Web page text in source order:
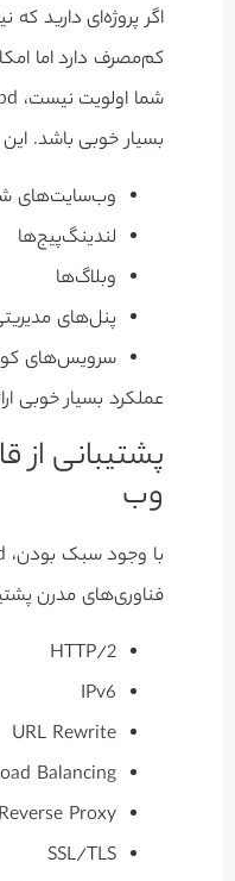
اگر پروژه‌ای دارید
بسیار خوبی باشد.
وب‌سایت‌های
لندینگ‌پیج‌ها
وبلاگ‌ها
پنل‌های
سرویس‌های
عملکرد بسیار خوبی
پشتیبانی از
وب
فناوری‌های مدرن
HTTP/2
IPv6
URL Rewrite
Balancing
Reverse Proxy
SSL/TLS